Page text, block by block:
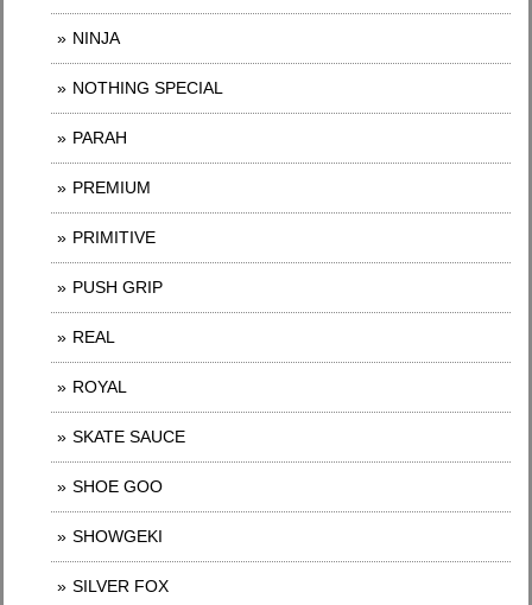
NINJA
NOTHING SPECIAL
PARAH
PREMIUM
PRIMITIVE
PUSH GRIP
REAL
ROYAL
SKATE SAUCE
SHOE GOO
SHOWGEKI
SILVER FOX